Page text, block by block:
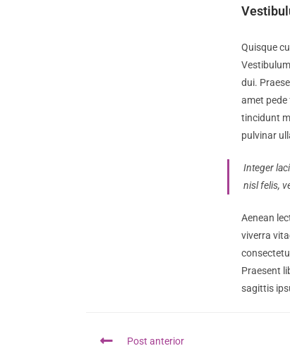
Quisque
dui.
amet pede
tincidunt
pulvinar
Integer
nisl felis,
Aenean
viverra
Praesent
sagittis
Ler Post anterior